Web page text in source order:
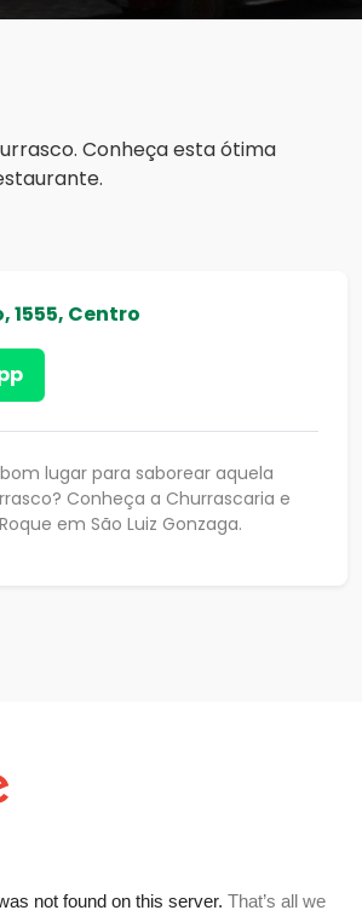
Conheça esta ótima
1555, Centro
lugar para saborear aquela
Conheça a Churrascaria e
em São Luiz Gonzaga.